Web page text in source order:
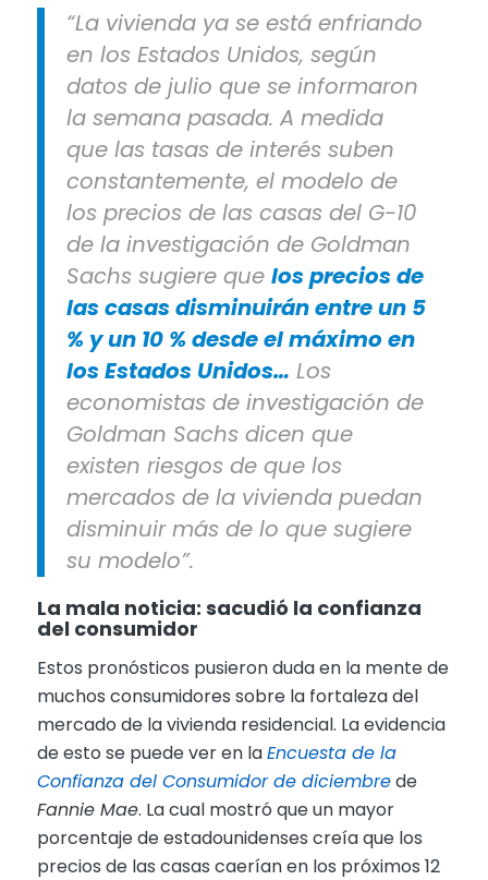
“La vivienda ya se está enfriando
en los Estados Unidos, según
datos de julio que se informaron
la semana pasada. A medida
que las tasas de interés suben
constantemente, el modelo de
los precios de las casas del G-10
de la investigación de Goldman
Sachs sugiere que los precios de
las casas disminuirán entre un 5
% y un 10 % desde el máximo en
los Estados Unidos… Los
economistas de investigación de
Goldman Sachs dicen que
existen riesgos de que los
mercados de la vivienda puedan
disminuir más de lo que sugiere
su modelo”.
La mala noticia: sacudió la confianza
del consumidor
Estos pronósticos pusieron duda en la mente de
muchos consumidores sobre la fortaleza del
mercado de la vivienda residencial. La evidencia
de esto se puede ver en laEncuesta de la
Confianza del Consumidor de diciembrede
Fannie Mae. La cual mostró que un mayor
porcentaje de estadounidenses creía que los
precios de las casas caerían en los próximos 12